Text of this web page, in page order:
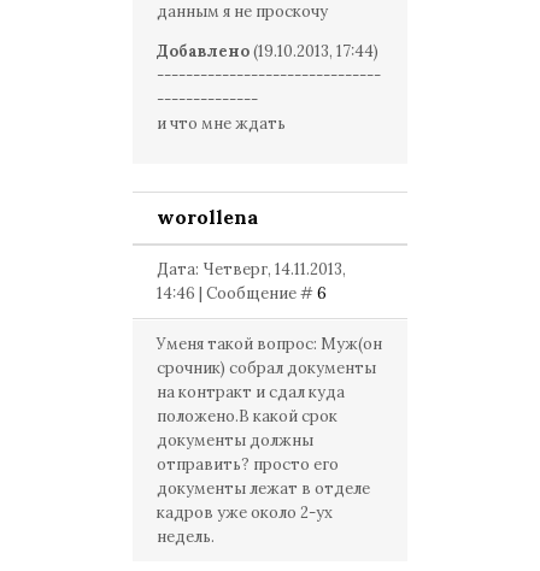
данным я не проскочу
Добавлено(19.10.2013, 17:44)
-------------------------------
--------------
и что мне ждать
worollena
Дата: Четверг, 14.11.2013,
14:46 | Сообщение #6
Уменя такой вопрос: Муж(он
срочник) собрал документы
на контракт и сдал куда
положено.В какой срок
документы должны
отправить? просто его
документы лежат в отделе
кадров уже около 2-ух
недель.